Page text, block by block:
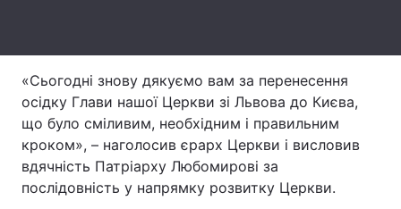
«Сьогодні знову дякуємо вам за перенесення
осідку Глави нашої Церкви зі Львова до Києва,
що було сміливим, необхідним і правильним
кроком», – наголосив єрарх Церкви і висловив
вдячність Патріарху Любомирові за
послідовність у напрямку розвитку Церкви.